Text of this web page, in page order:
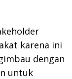
karena ini
dengan
untuk